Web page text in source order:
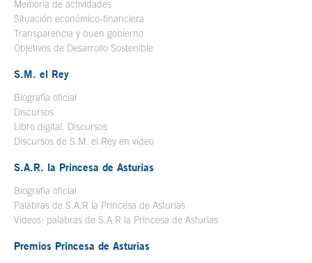
Memoria de actividades
Situación económico-financiera
Transparencia y buen gobierno
Objetivos de Desarrollo Sostenible
S.M. el Rey
Biografía oficial
Discursos
Libro digital. Discursos
Discursos de S.M. el Rey en vídeo
S.A.R. la Princesa de Asturias
Biografía oficial
Palabras de S.A.R la Princesa de Asturias
Videos: palabras de S.A.R la Princesa de Asturias
Premios Princesa de Asturias